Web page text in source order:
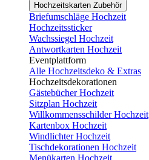
Hochzeitskarten Zubehör
Briefumschläge Hochzeit
Hochzeitssticker
Wachssiegel Hochzeit
Antwortkarten Hochzeit
Eventplattform
Alle Hochzeitsdeko & Extras
Hochzeitsdekorationen
Gästebücher Hochzeit
Sitzplan Hochzeit
Willkommensschilder Hochzeit
Kartenbox Hochzeit
Windlichter Hochzeit
Tischdekorationen Hochzeit
Menükarten Hochzeit